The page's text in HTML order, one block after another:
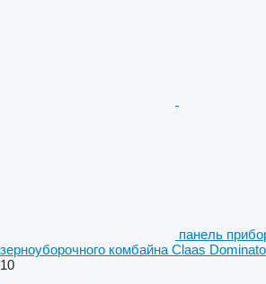
панель
зерноуборочного комбайна Claas
10